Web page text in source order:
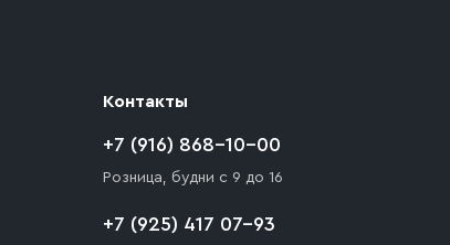
Контакты
+7 (916) 868-10-00
Розница, будни с 9 до 16
+7 (925) 417 07-93